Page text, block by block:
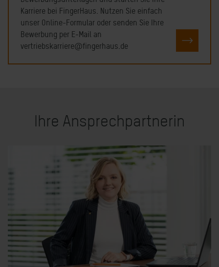
Karriere bei FingerHaus. Nutzen Sie einfach
unser Online-Formular oder senden Sie Ihre
Bewerbung per E-Mail an
vertriebskarriere@fingerhaus.de
JETZT
Ihre Ansprechpartnerin